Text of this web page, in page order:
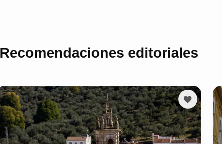
Recomendaciones editoriales